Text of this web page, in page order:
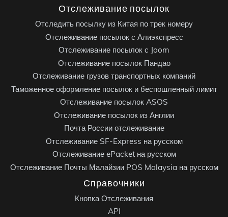
Отслеживание посылок
Отследить посылку из Китая по трек номеру
Отслеживание посылок с Алиэкспресс
Отслеживание посылок с Joom
Отслеживание посылок Пандао
Отслеживание грузов транспортных компаний
Таможенное оформление посылок и беспошленный лимит
Отслеживание посылок ASOS
Отслеживание посылок из Англии
Почта России отслеживание
Отслеживание SF-Express на русском
Отслеживание ePacket на русском
Отслеживание Почты Малайзии POS Malaysia на русском
Справочники
Кнопка Отслеживания
API